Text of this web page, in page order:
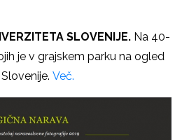
SLOVENIJE. Na 40-
je v grajskem parku na ogled
Več.